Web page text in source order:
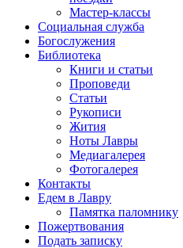
Мастер-классы
Социальная служба
Богослужения
Библиотека
Книги и статьи
Проповеди
Статьи
Рукописи
Жития
Ноты Лавры
Медиагалерея
Фотогалерея
Контакты
Едем в Лавру
Памятка паломнику
Пожертвования
Подать записку